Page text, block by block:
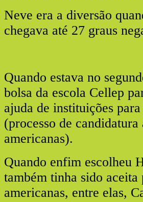
Neve era a diversão
chegava até 27 graus
Quando estava no
bolsa da escola Cellep
ajuda de instituições
(processo de
americanas).
Quando enfim escolheu
também tinha sido
americanas, entre elas,